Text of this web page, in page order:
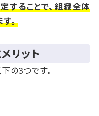
することで、組織全体
。
リット
の3つです。